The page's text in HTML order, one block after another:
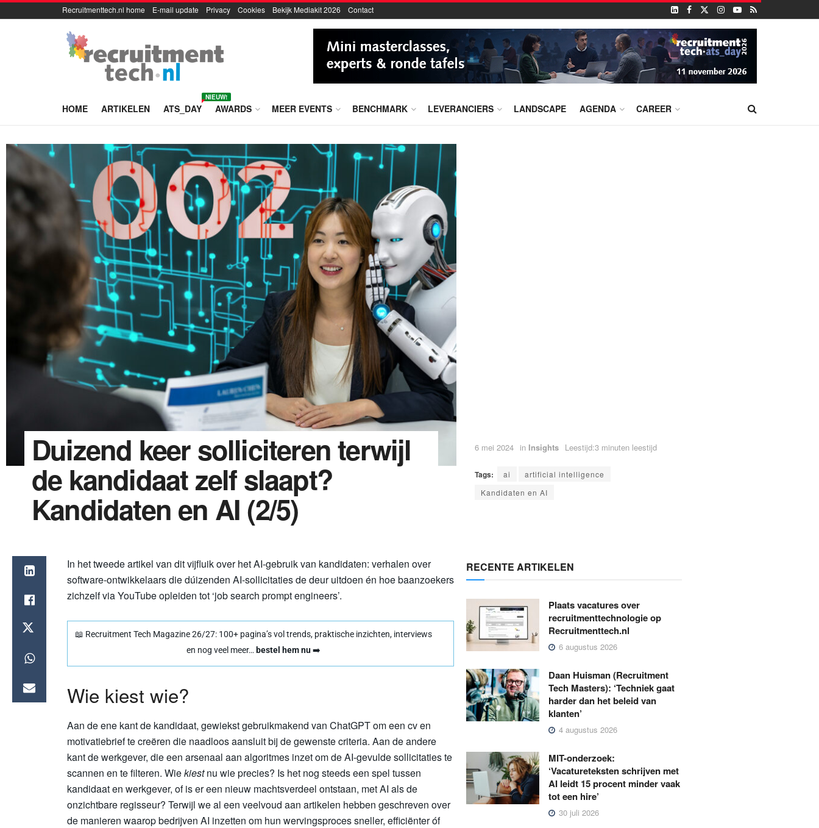
Recruitmenttech.nl home E-mail update Privacy Cookies Bekijk Mediakit 2026 Contact
HOME ARTIKELEN ATS_DAY
NIEUW!
AWARDS MEER EVENTS BENCHMARK LEVERANCIERS LANDSCAPE AGENDA CAREER
Duizend keer solliciteren terwijl
de kandidaat zelf slaapt?
Kandidaten en AI (2/5)
6 mei 2024 in Insights Leestijd:3 minuten leestijd
Tags: ai
artificial intelligence
Kandidaten en AI
In het tweede artikel van dit vijfluik over het AI-gebruik van kandidaten: verhalen over
software-ontwikkelaars die dúizenden AI-sollicitaties de deur uitdoen én hoe baanzoekers
zichzelf via YouTube opleiden tot ‘job search prompt engineers’.
📖 Recruitment Tech Magazine 26/27: 100+ pagina’s vol trends, praktische inzichten, interviews
en nog veel meer… bestel hem nu➡️
Wie kiest wie?
Aan de ene kant de kandidaat, gewiekst gebruikmakend van ChatGPT om een cv en
motivatiebrief te creëren die naadloos aansluit bij de gewenste criteria. Aan de andere
kant de werkgever, die een arsenaal aan algoritmes inzet om de AI-gevulde sollicitaties te
scannen en te filteren. Wiekiestnu wie precies? Is het nog steeds een spel tussen
kandidaat en werkgever, of is er een nieuw machtsverdeel ontstaan, met AI als de
onzichtbare regisseur? Terwijl we al een veelvoud aan artikelen hebben geschreven over
de manieren waarop bedrijven AI inzetten om hun wervingsproces sneller, efficiënter óf
RECENTE ARTIKELEN
Plaats vacatures over
recruitmenttechnologie op
Recruitmenttech.nl
6 augustus 2026
Daan Huisman (Recruitment
Tech Masters): ‘Techniek gaat
harder dan het beleid van
klanten’
4 augustus 2026
MIT-onderzoek:
‘Vacatureteksten schrijven met
AI leidt 15 procent minder vaak
tot een hire’
30 juli 2026